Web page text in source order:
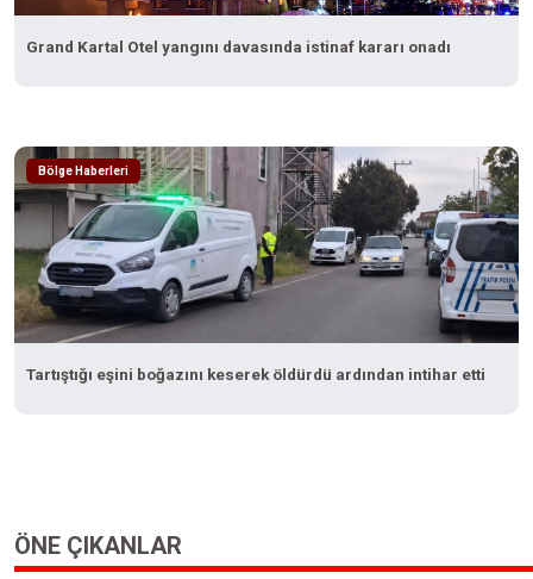
Grand Kartal Otel yangını davasında istinaf kararı onadı
Bölge Haberleri
Tartıştığı eşini boğazını keserek öldürdü ardından intihar etti
ÖNE ÇIKANLAR